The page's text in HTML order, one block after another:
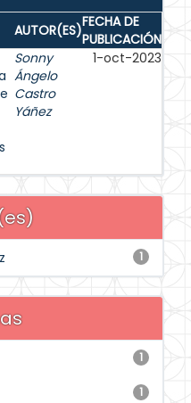
AUTOR(ES)FECHA DE
PUBLICACIÓN
Sonny
Ángelo
Castro
Yáñez
1-oct-2023
1
1
1